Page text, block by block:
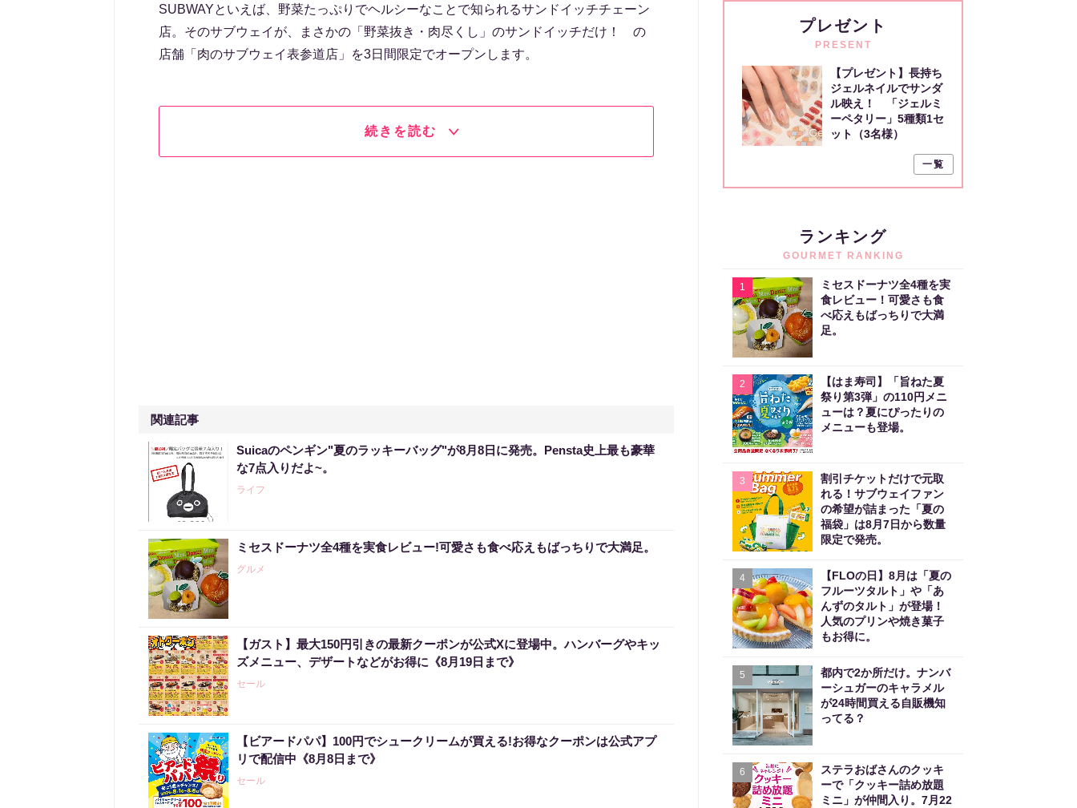
SUBWAYといえば、野菜たっぷりでヘルシーなことで知られるサンドイッチチェーン
店。そのサブウェイが、まさかの「野菜抜き・肉尽くし」のサンドイッチだけ！ の
店舗「肉のサブウェイ表参道店」を3日間限定でオープンします。
続きを読む
関連記事
Suicaのペンギン"夏のラッキーバッグ"が8月8日に発売。Pensta史上最も豪華
な7点入りだよ~。
ライフ
ミセスドーナツ全4種を実食レビュー!可愛さも食べ応えもばっちりで大満足。
グルメ
【ガスト】最大150円引きの最新クーポンが公式Xに登場中。ハンバーグやキッ
ズメニュー、デザートなどがお得に《8月19日まで》
セール
【ビアードパパ】100円でシュークリームが買える!お得なクーポンは公式アプ
リで配信中《8月8日まで》
セール
プレゼント
PRESENT
【プレゼント】長持ち
ジェルネイルでサンダ
ル映え！ 「ジェルミ
ーペタリー」5種類1セ
ット（3名様）
一覧
ランキング
GOURMET RANKING
1
ミセスドーナツ全4種を実
食レビュー！可愛さも食
べ応えもばっちりで大満
足。
2
【はま寿司】「旨ねた夏
祭り第3弾」の110円メニ
ューは？夏にぴったりの
メニューも登場。
3
割引チケットだけで元取
れる！サブウェイファン
の希望が詰まった「夏の
福袋」は8月7日から数量
限定で発売。
4
【FLOの日】8月は「夏の
フルーツタルト」や「あ
んずのタルト」が登場！
人気のプリンや焼き菓子
もお得に。
5
都内で2か所だけ。ナンバ
ーシュガーのキャラメル
が24時間買える自販機知
ってる？
6
ステラおばさんのクッキ
ーで「クッキー詰め放題
ミニ」が仲間入り。7月22